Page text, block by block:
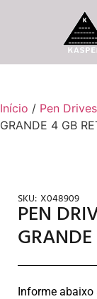
Início / Pen Drives
GRANDE 4 GB
SKU: X048909
PEN
Informe abaixo